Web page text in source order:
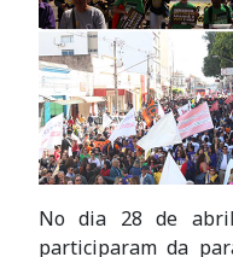
No dia 28 de
participaram da